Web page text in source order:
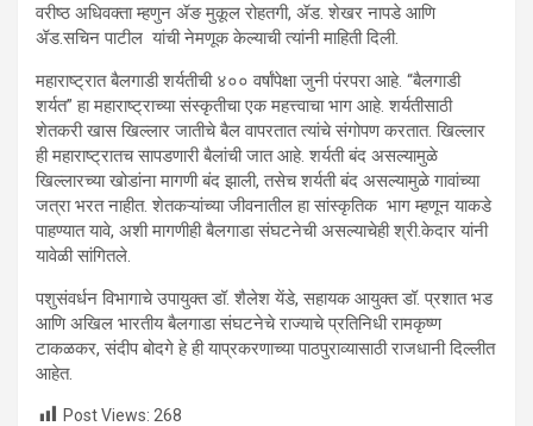
वरीष्ठ अधिवक्ता म्हणुन ॲङ मुकूल रोहतगी, ॲड. शेखर नापडे आणि
ॲड.सचिन पाटील यांची नेमणूक केल्याची त्यांनी माहिती दिली.
महाराष्ट्रात बैलगाडी शर्यतीची ४०० वर्षांपेक्षा जुनी पंरपरा आहे. “बैलगाडी
शर्यत” हा महाराष्ट्राच्या संस्कृतीचा एक महत्त्वाचा भाग आहे. शर्यतीसाठी
शेतकरी खास खिल्लार जातीचे बैल वापरतात त्यांचे संगोपण करतात. खिल्लार
ही महाराष्ट्रातच सापडणारी बैलांची जात आहे. शर्यती बंद असल्यामुळे
खिल्लारच्या खोडांना मागणी बंद झाली, तसेच शर्यती बंद असल्यामुळे गावांच्या
जत्रा भरत नाहीत. शेतकऱ्‍यांच्या जीवनातील हा सांस्कृतिक भाग म्हणून याकडे
पाहण्यात यावे, अशी मागणीही बैलगाडा संघटनेची असल्याचेही श्री.केदार यांनी
यावेळी सांगितले.
पशुसंवर्धन विभागाचे उपायुक्त डॉ. शैलेश येंडे, सहायक आयुक्त डॉ. प्रशात भड
आणि अखिल भारतीय बैलगाडा संघटनेचे राज्याचे प्रतिनिधी रामकृष्ण
टाकळकर, संदीप बोदगे हे ही याप्रकरणाच्या पाठपुराव्यासाठी राजधानी दिल्लीत
आहेत.
Post Views: 268